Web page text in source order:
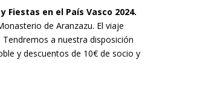
Fiestas en el País Vasco 2024.
de Aranzazu. El viaje
a nuestra disposición
y descuentos de 10€ de socio y